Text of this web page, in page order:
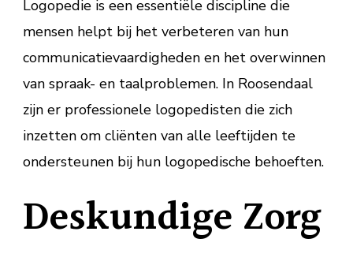
Logopedie is een essentiële discipline die
mensen helpt bij het verbeteren van hun
communicatievaardigheden en het overwinnen
van spraak- en taalproblemen. In Roosendaal
zijn er professionele logopedisten die zich
inzetten om cliënten van alle leeftijden te
ondersteunen bij hun logopedische behoeften.
Deskundige Zorg